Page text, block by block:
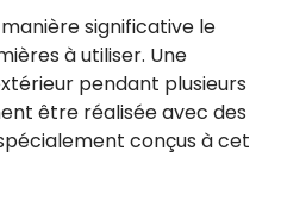
significative le
à utiliser. Une
pendant plusieurs
être réalisée avec des
conçus à cet